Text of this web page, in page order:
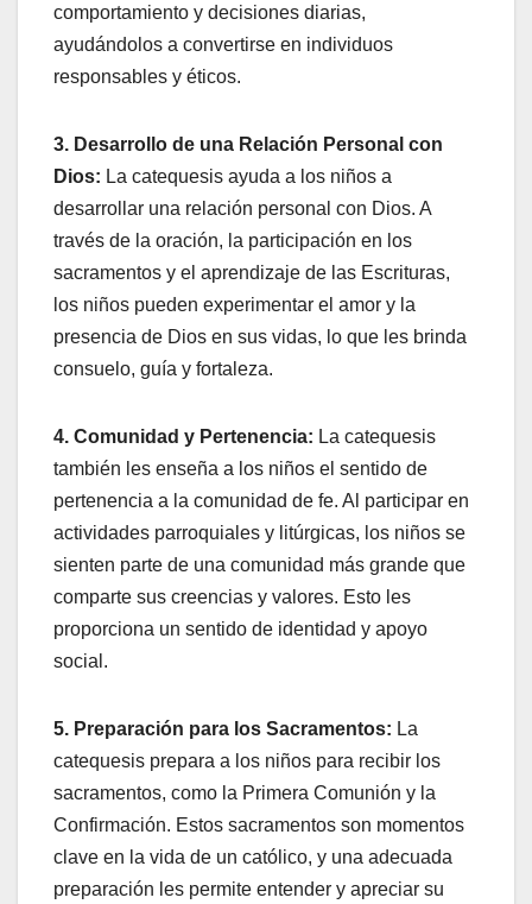
comportamiento y decisiones diarias,
ayudándolos a convertirse en individuos
responsables y éticos.
3. Desarrollo de una Relación Personal con
Dios: La catequesis ayuda a los niños a
desarrollar una relación personal con Dios. A
través de la oración, la participación en los
sacramentos y el aprendizaje de las Escrituras,
los niños pueden experimentar el amor y la
presencia de Dios en sus vidas, lo que les brinda
consuelo, guía y fortaleza.
4. Comunidad y Pertenencia: La catequesis
también les enseña a los niños el sentido de
pertenencia a la comunidad de fe. Al participar en
actividades parroquiales y litúrgicas, los niños se
sienten parte de una comunidad más grande que
comparte sus creencias y valores. Esto les
proporciona un sentido de identidad y apoyo
social.
5. Preparación para los Sacramentos: La
catequesis prepara a los niños para recibir los
sacramentos, como la Primera Comunión y la
Confirmación. Estos sacramentos son momentos
clave en la vida de un católico, y una adecuada
preparación les permite entender y apreciar su